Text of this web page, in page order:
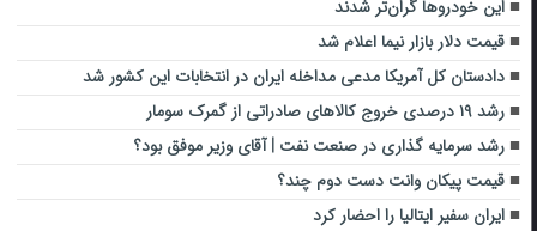
این خودروها گران‌تر شدند
قیمت دلار بازار نیما اعلام شد
دادستان کل آمریکا مدعی مداخله ایران در انتخابات این کشور شد
رشد ۱۹ درصدی خروج کالاهای صادراتی از گمرک سومار
رشد سرمایه گذاری در صنعت نفت | آقای وزیر موفق بود؟
قیمت پیکان وانت دست دوم چند؟
ایران سفیر ایتالیا را احضار کرد